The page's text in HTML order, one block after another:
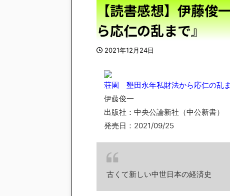
【読書感想】伊藤俊
ら応仁の乱まで』
2021年12月24日
荘園 墾田永年私財法から応仁の乱
伊藤俊一
出版社：中央公論新社（中公新書）
発売日：2021/09/25
古くて新しい中世日本の経済史